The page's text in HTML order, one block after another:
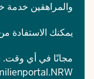
والمراهقين خدمة
يمكنك الاستفادة
مجانًا في أي